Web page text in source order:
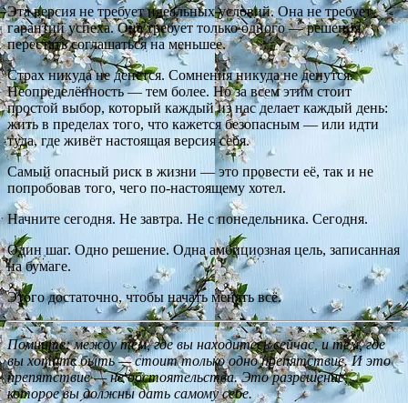
Эта версия не требует идеальных условий. Она не требует
гарантий успеха. Она требует только одного — решения
перестать соглашаться на меньшее.
Страх никуда не денется. Сомнения никуда не денутся.
Неопределённость — тем более. Но за всем этим стоит
простой выбор, который каждый из нас делает каждый день:
жить в пределах того, что кажется безопасным — или идти
туда, где живёт настоящая версия себя.
Самый опасный риск в жизни — это провести её, так и не
попробовав того, чего по-настоящему хотел.
Начните сегодня. Не завтра. Не с понедельника. Сегодня.
Один шаг. Одно решение. Одна амбициозная цель, записанная
на бумаге.
Этого достаточно, чтобы начать менять всё.
Помните: между тем, где вы находитесь сейчас, и тем, где
вы хотите быть — стоит только одно препятствие. И это
препятствие — не обстоятельства. Это разрешение,
которое вы должны дать самому себе.